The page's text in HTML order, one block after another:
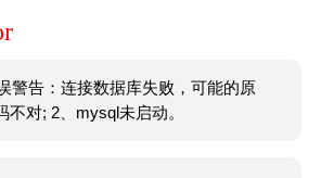
警告：连接数据库失败，可能的原
不对; 2、mysql未启动。